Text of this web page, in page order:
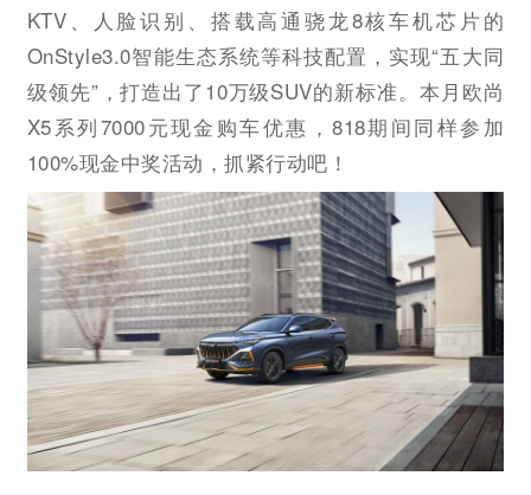
KTV、人脸识别、搭载高通骁龙8核车机芯片的
OnStyle3.0智能生态系统等科技配置，实现“五大同
级领先”，打造出了10万级SUV的新标准。本月欧尚
X5系列7000元现金购车优惠，818期间同样参加
100%现金中奖活动，抓紧行动吧！